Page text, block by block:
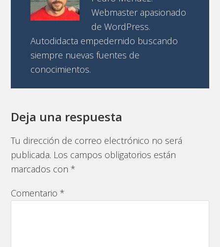
Webmaster apasionado
de WordPress.
Autodidacta empedernido buscando
siempre nuevas fuentes de
conocimientos.
Deja una respuesta
Tu dirección de correo electrónico no será
publicada. Los campos obligatorios están
marcados con*
Comentario*